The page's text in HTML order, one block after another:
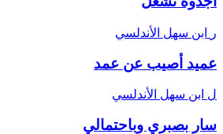
ر ابن سهل الأندلسي
عميد أصيب عن عمد
ل ابن سهل الأندلسي
سار بصبري وباحتمالي